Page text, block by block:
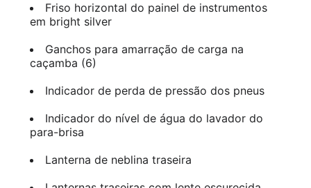
Friso horizontal do painel de instrumentos
em bright silver
Ganchos para amarração de carga na
caçamba (6)
Indicador de perda de pressão dos pneus
Indicador do nível de água do lavador do
para-brisa
Lanterna de neblina traseira